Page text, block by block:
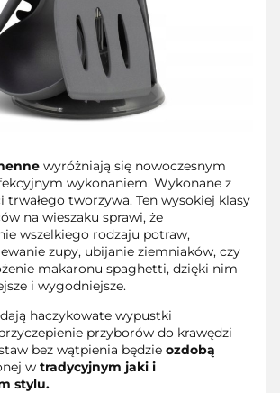
wyróżniają się nowoczesnym
wykonaniem. Wykonane z
trwałego tworzywa. Ten wysokiej klasy
na wieszaku sprawi, że
wszelkiego rodzaju potraw,
zupy, ubijanie ziemniaków, czy
makaronu spaghetti, dzięki nim
i wygodniejsze.
haczykowate wypustki
przyborów do krawędzi
bez wątpienia będzie ozdobą
w tradycyjnym jaki i
stylu.